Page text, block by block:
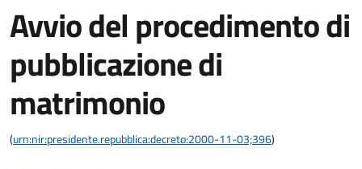
Avvio del procedimento di
pubblicazione di
matrimonio
(urn:nir:presidente.repubblica:decreto:2000-11-03;396)